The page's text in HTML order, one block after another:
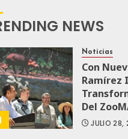
NEWS
Noticias
Con
Ramírez
Del
JULIO 28,